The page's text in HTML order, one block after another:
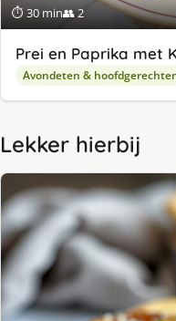
⏱ 30 min👥 2
Prei en Paprika met
Avondeten &
Lekker hierbij